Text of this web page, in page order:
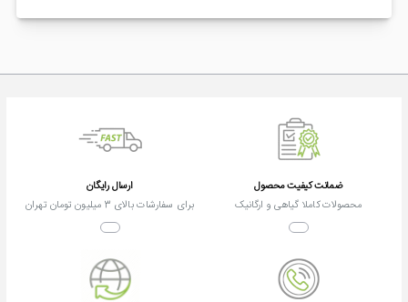
ضمانت کیفیت محصول
محصولات کاملا گیاهی و ارگانیک
ارسال رایگان
برای سفارشات بالای 3 میلیون تومان تهران